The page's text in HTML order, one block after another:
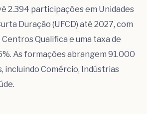
2.394 participações em Unidades
Duração (UFCD) até 2027, com
Qualifica e uma taxa de
As formações abrangem 91.000
incluindo Comércio, Indústrias